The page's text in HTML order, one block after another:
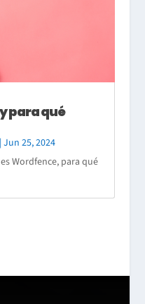
para qué
| Jun 25, 2024
Wordfence, para qué